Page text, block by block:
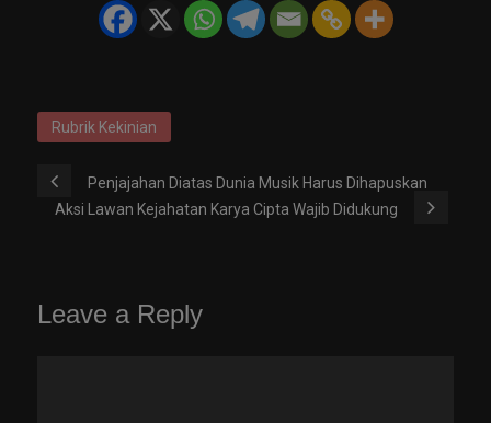
Rubrik Kekinian
Penjajahan Diatas Dunia Musik Harus Dihapuskan
Aksi Lawan Kejahatan Karya Cipta Wajib Didukung
Leave a Reply